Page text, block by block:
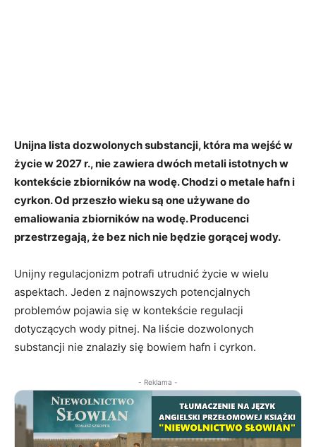
Unijna lista dozwolonych substancji, która ma wejść w
życie w 2027 r., nie zawiera dwóch metali istotnych w
kontekście zbiorników na wodę. Chodzi o metale hafn i
cyrkon. Od przeszło wieku są one używane do
emaliowania zbiorników na wodę. Producenci
przestrzegają, że bez nich nie będzie gorącej wody.
Unijny regulacjonizm potrafi utrudnić życie w wielu
aspektach. Jeden z najnowszych potencjalnych
problemów pojawia się w kontekście regulacji
dotyczących wody pitnej. Na liście dozwolonych
substancji nie znalazły się bowiem hafn i cyrkon.
- Reklama -